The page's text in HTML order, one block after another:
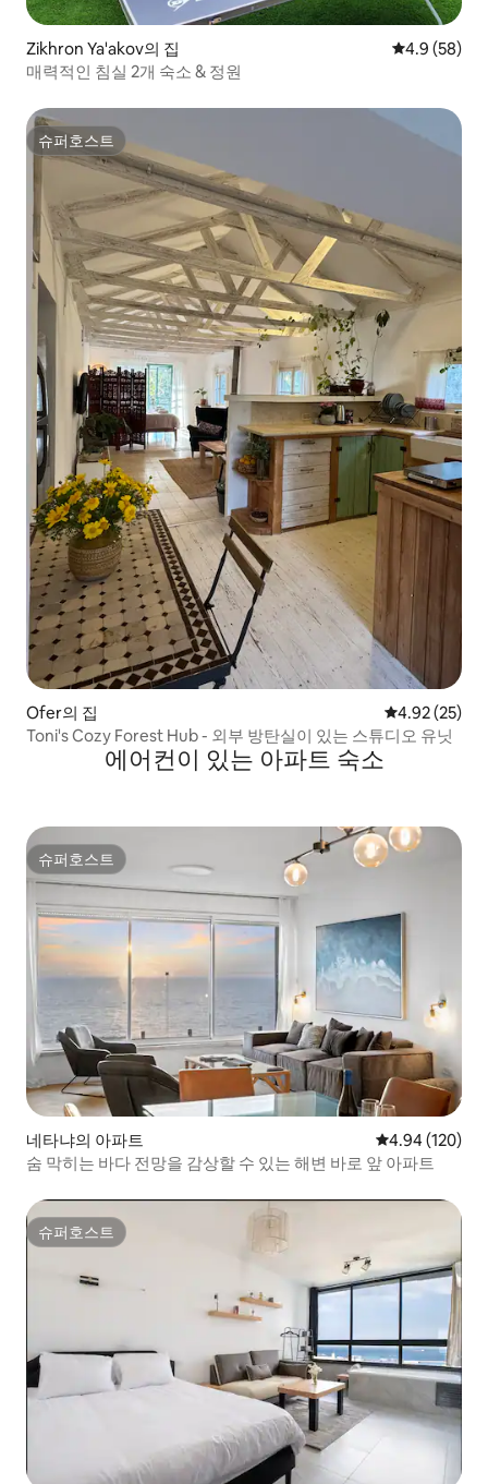
Zikhron Ya'akov의 집 평점 4.9점(5
4.9 (58)
매력적인 침실 2개 숙소 & 정원
슈퍼호스트
슈퍼호스트
Ofer의 집 평점 4.92점(5
4.92 (25)
Toni's Cozy Forest Hub - 외부 방탄실이 있는 스튜디오 유닛
에어컨이 있는 아파트 숙소
슈퍼호스트
슈퍼호스트
네타냐의 아파트 평점 4.94점(5
4.94 (120)
숨 막히는 바다 전망을 감상할 수 있는 해변 바로 앞 아파트
슈퍼호스트
슈퍼호스트